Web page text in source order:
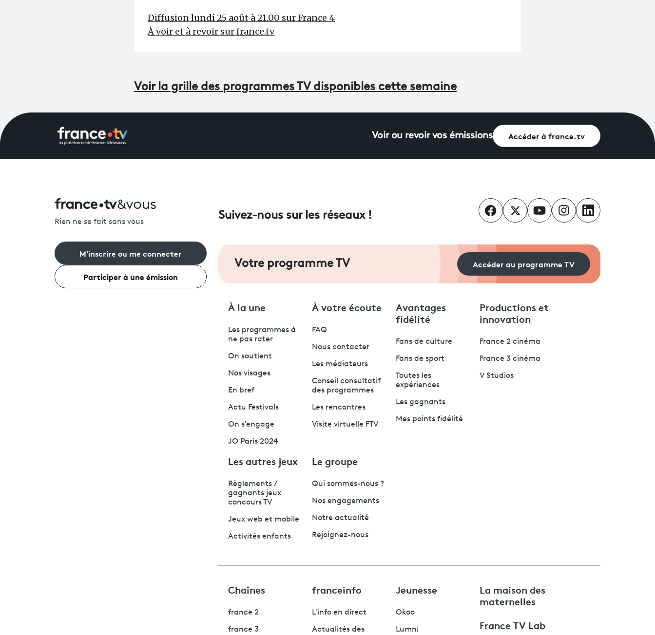
Diffusion lundi 25 août à 21.00 sur France 4
À voir et à revoir sur france.tv
Voir la grille des programmes TV disponibles cette semaine
Voir ou revoir vos émissions Accéder à france.tv
Rien ne se fait sans vous
M'inscrire ou me connecter
Participer à une émission
Suivez-nous sur les réseaux !
Votre programme TV Accéder au programme TV
À la une
Les programmes à
ne pas rater
On soutient
Nos visages
En bref
Actu Festivals
On s'engage
JO Paris 2024
À votre écoute
FAQ
Nous contacter
Les médiateurs
Conseil consultatif
des programmes
Les rencontres
Visite virtuelle FTV
Avantages
fidélité
Fans de culture
Fans de sport
Toutes les
expériences
Les gagnants
Mes points fidélité
Productions et
innovation
France 2 cinéma
France 3 cinéma
V Studios
Les autres jeux
Règlements /
gagnants jeux
concours TV
Jeux web et mobile
Activités enfants
Le groupe
Qui sommes-nous ?
Nos engagements
Notre actualité
Rejoignez-nous
Chaînes
france 2
france 3
franceinfo
L'info en direct
Actualités des
Jeunesse
Okoo
Lumni
La maison des
maternelles
France TV Lab